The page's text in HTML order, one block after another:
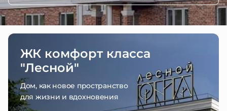
ЖК комфорт класса
"Лесной"
Дом, как новое пространство
для жизни и вдохновения